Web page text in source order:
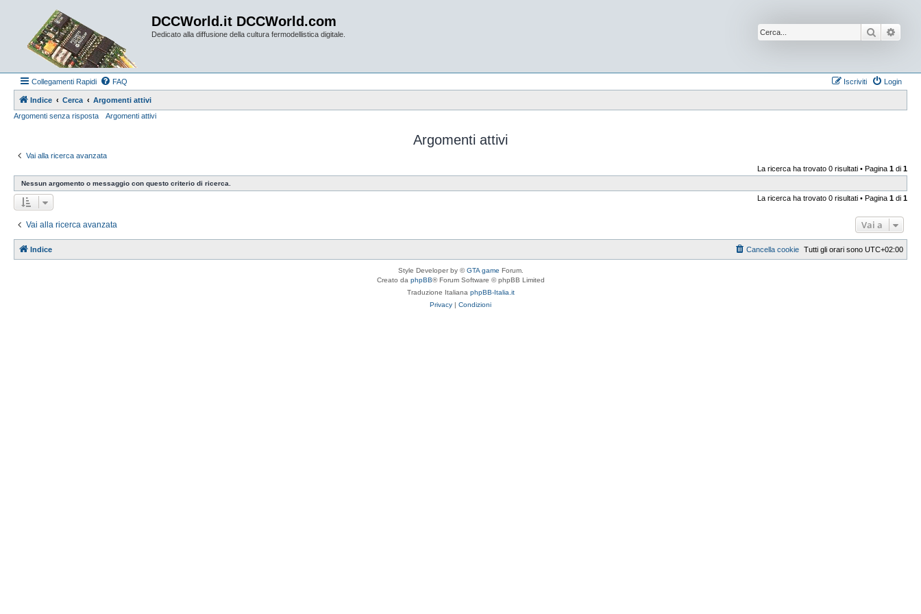
DCCWorld.it DCCWorld.com
Dedicato alla diffusione della cultura fermodellistica digitale. Cerca
Collegamenti Rapidi FAQ Login
Iscriviti
Indice Cerca
Argomenti attivi
Argomenti senza risposta
Argomenti attivi
Argomenti attivi
Vai alla ricerca avanzata
La ricerca ha trovato 0 risultati • Pagina 1 di 1
Nessun argomento o messaggio con questo criterio di ricerca.
La ricerca ha trovato 0 risultati • Pagina 1 di 1
Vai alla ricerca avanzata Vai a
Indice Tutti gli orari sono UTC+02:00
Cancella cookie
Style Developer by ©GTA game Forum.
Creato da phpBB® Forum Software © phpBB Limited
Traduzione Italiana phpBB-Italia.it
Privacy | Condizioni